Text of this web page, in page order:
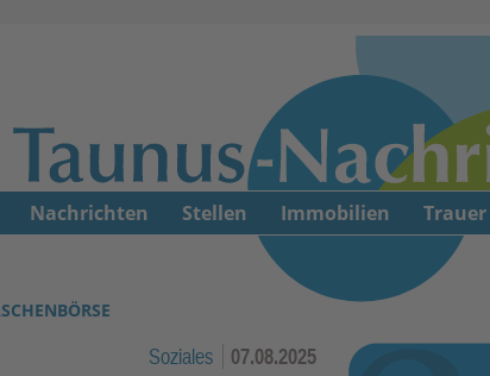
Soziales 07.08.2025
Nachrichten Stellen Immobilien Trauer